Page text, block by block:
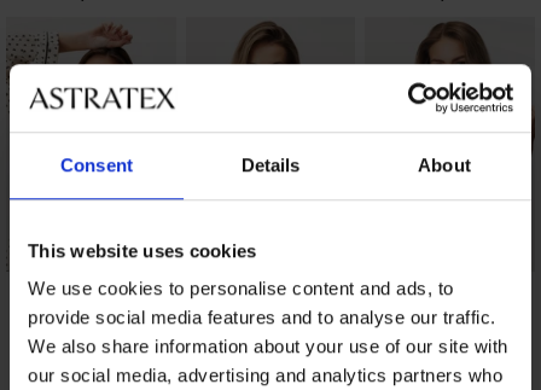
Consent Details About
This website uses cookies
We use cookies to personalise content and ads, to
provide social media features and to analyse our traffic.
We also share information about your use of our site with
our social media, advertising and analytics partners who
Bh Bellinda Perfect
Soft Bra
voorgevormd met
micromodal
24,99 €
Bh Simplicity T-Shirt
Bra voorgevormd
26,99 €
Bh Angelia New
31,79 €